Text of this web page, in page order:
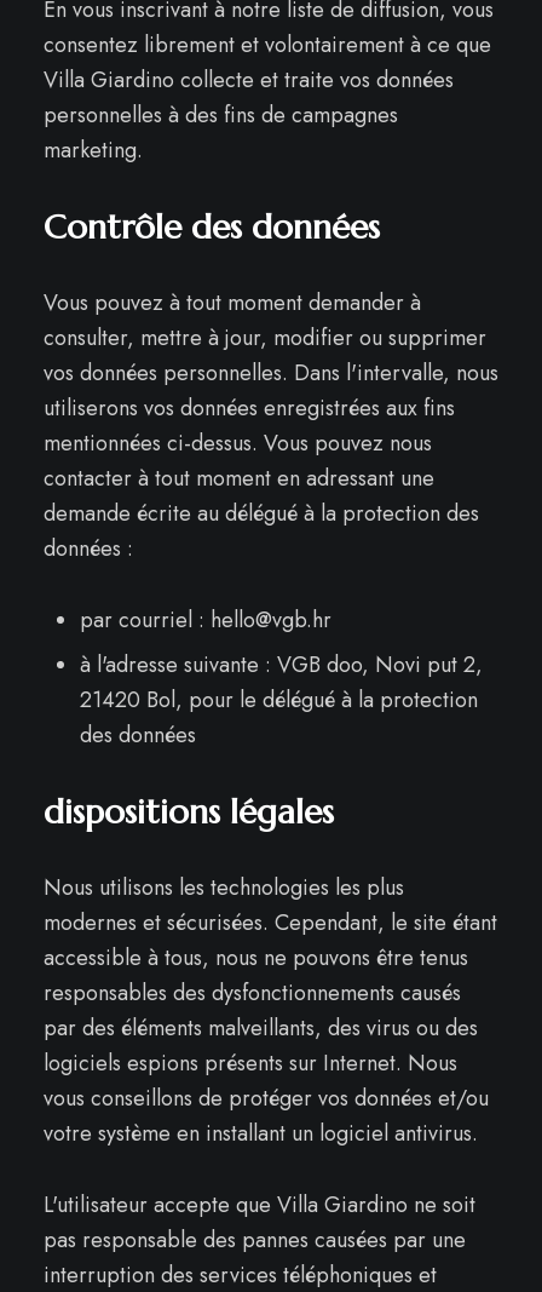
En vous inscrivant à notre liste de diffusion, vous
consentez librement et volontairement à ce que
Villa Giardino collecte et traite vos données
personnelles à des fins de campagnes
marketing.
Contrôle des données
Vous pouvez à tout moment demander à
consulter, mettre à jour, modifier ou supprimer
vos données personnelles. Dans l'intervalle, nous
utiliserons vos données enregistrées aux fins
mentionnées ci-dessus. Vous pouvez nous
contacter à tout moment en adressant une
demande écrite au délégué à la protection des
données :
par courriel : hello@vgb.hr
à l'adresse suivante : VGB doo, Novi put 2,
21420 Bol, pour le délégué à la protection
des données
dispositions légales
Nous utilisons les technologies les plus
modernes et sécurisées. Cependant, le site étant
accessible à tous, nous ne pouvons être tenus
responsables des dysfonctionnements causés
par des éléments malveillants, des virus ou des
logiciels espions présents sur Internet. Nous
vous conseillons de protéger vos données et/ou
votre système en installant un logiciel antivirus.
L'utilisateur accepte que Villa Giardino ne soit
pas responsable des pannes causées par une
interruption des services téléphoniques et